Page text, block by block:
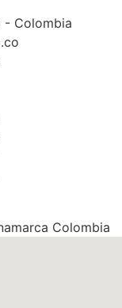
- Colombia
Colombia